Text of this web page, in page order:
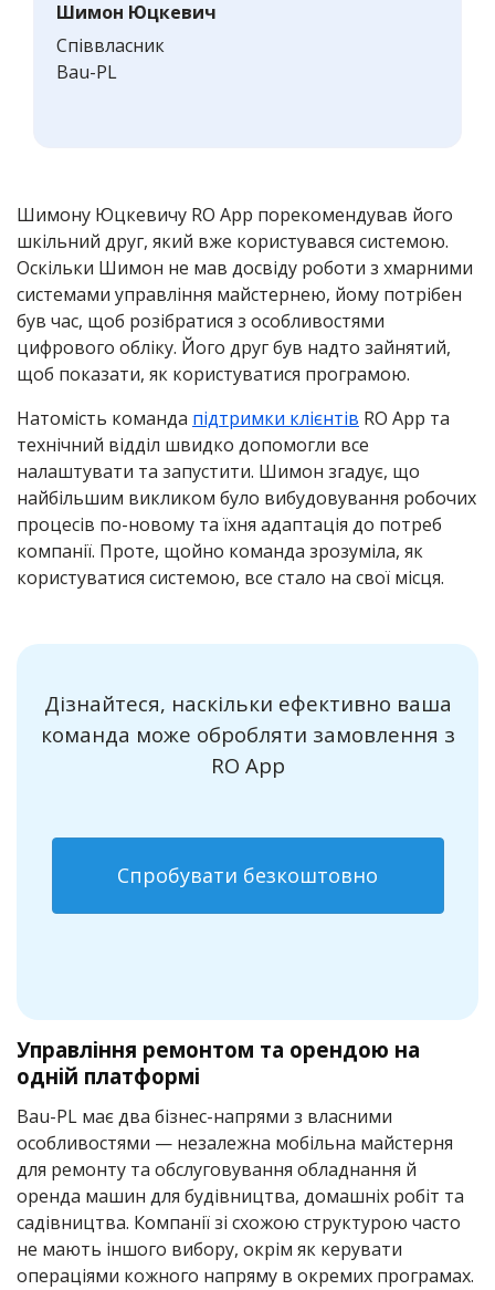
Шимон Юцкевич
Співвласник
Bau-PL
Шимону Юцкевичу RO App порекомендував його
шкільний друг, який вже користувався системою.
Оскільки Шимон не мав досвіду роботи з хмарними
системами управління майстернею, йому потрібен
був час, щоб розібратися з особливостями
цифрового обліку. Його друг був надто зайнятий,
щоб показати, як користуватися програмою.
Натомість команда підтримки клієнтів RO App та
технічний відділ швидко допомогли все
налаштувати та запустити. Шимон згадує, що
найбільшим викликом було вибудовування робочих
процесів по-новому та їхня адаптація до потреб
компанії. Проте, щойно команда зрозуміла, як
користуватися системою, все стало на свої місця.
Дізнайтеся, наскільки ефективно ваша
команда може обробляти замовлення з
RO App
Спробувати безкоштовно
Управління ремонтом та орендою на
одній платформі
Bau-PL має два бізнес-напрями з власними
особливостями — незалежна мобільна майстерня
для ремонту та обслуговування обладнання й
оренда машин для будівництва, домашніх робіт та
садівництва. Компанії зі схожою структурою часто
не мають іншого вибору, окрім як керувати
операціями кожного напряму в окремих програмах.